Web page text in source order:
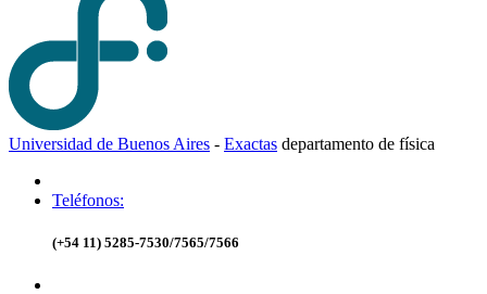
Universidad de Buenos Aires - Exactas departamento de física
Teléfonos:
(+54 11) 5285-7530/7565/7566